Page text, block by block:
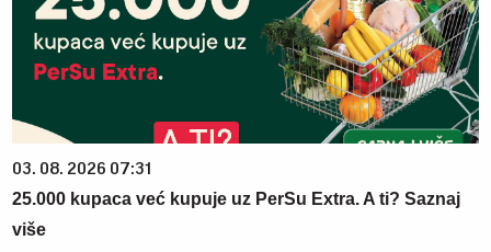
03. 08. 2026 07:31
25.000 kupaca već kupuje uz PerSu Extra. A ti? Saznaj
više